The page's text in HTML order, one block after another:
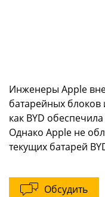
Инженеры Apple
батарейных блоков
как BYD
Однако Apple не
текущих батарей
Обсудить